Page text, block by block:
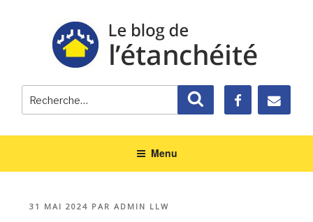
Recherche
pour
:
Recherche
Menu
PUBLIÉ
31 MAI 2024 PAR ADMIN LLW